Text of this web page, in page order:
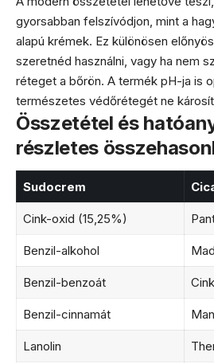
gyorsabban felszívódjon, mint a
alapú krémek. Ez különösen
szeretnéd használni, vagy ha nem
réteget a bőrön. A termék pH-ja is
természetes védőrétegét ne
Összetétel és
részletes
Sudocrem
Cink-oxid (15,25%)
Benzil-alkohol
Benzil-benzoát
Benzil-cinnamát
Lanolin